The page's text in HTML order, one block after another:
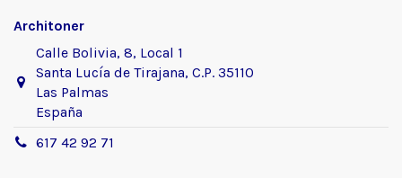
Architoner
Calle Bolivia, 8, Local 1
Santa Lucía de Tirajana, C.P. 35110
Las Palmas
España
617 42 92 71